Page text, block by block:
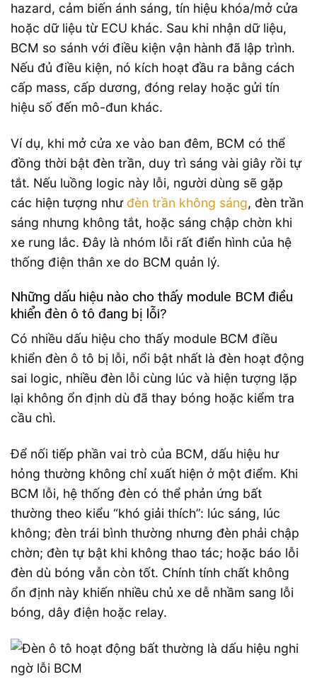
hazard, cảm biến ánh sáng, tín hiệu khóa/mở cửa
hoặc dữ liệu từ ECU khác. Sau khi nhận dữ liệu,
BCM so sánh với điều kiện vận hành đã lập trình.
Nếu đủ điều kiện, nó kích hoạt đầu ra bằng cách
cấp mass, cấp dương, đóng relay hoặc gửi tín
hiệu số đến mô-đun khác.
Ví dụ, khi mở cửa xe vào ban đêm, BCM có thể
đồng thời bật đèn trần, duy trì sáng vài giây rồi tự
tắt. Nếu luồng logic này lỗi, người dùng sẽ gặp
các hiện tượng như đèn trần không sáng, đèn trần
sáng nhưng không tắt, hoặc sáng chập chờn khi
xe rung lắc. Đây là nhóm lỗi rất điển hình của hệ
thống điện thân xe do BCM quản lý.
Những dấu hiệu nào cho thấy module BCM điều
khiển đèn ô tô đang bị lỗi?
Có nhiều dấu hiệu cho thấy module BCM điều
khiển đèn ô tô bị lỗi, nổi bật nhất là đèn hoạt động
sai logic, nhiều đèn lỗi cùng lúc và hiện tượng lặp
lại không ổn định dù đã thay bóng hoặc kiểm tra
cầu chì.
Để nối tiếp phần vai trò của BCM, dấu hiệu hư
hỏng thường không chỉ xuất hiện ở một điểm. Khi
BCM lỗi, hệ thống đèn có thể phản ứng bất
thường theo kiểu “khó giải thích”: lúc sáng, lúc
không; đèn trái bình thường nhưng đèn phải chập
chờn; đèn tự bật khi không thao tác; hoặc báo lỗi
đèn dù bóng vẫn còn tốt. Chính tính chất không
ổn định này khiến nhiều chủ xe dễ nhầm sang lỗi
bóng, dây điện hoặc relay.